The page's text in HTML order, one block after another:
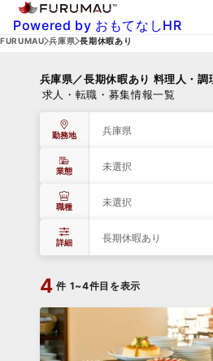
Powered by おもてなしHR
FURUMAU 兵庫県 長期休暇あり
兵庫県／長期休暇あり 料理人・調
求人・転職・募集情報一覧
勤務地 兵庫県
業態 未選択
職種 未選択
詳細 長期休暇あり
4 件 1~4件目を表示